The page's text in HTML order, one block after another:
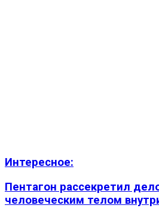
Интересное:
Пентагон рассекретил
человеческим телом